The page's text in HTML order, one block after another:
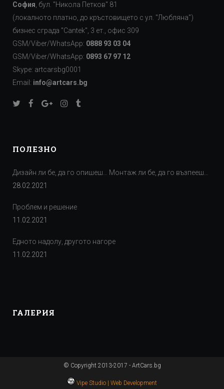
София , бул. "Никола Петков" 81
(локалното платно, до кръстовището с ул. "Любляна")
бизнес сграда "Cаntek", 3 ет., офис 309
GSM/Viber/WhatsApp: 0888 93 03 04
GSM/Viber/WhatsApp: 0893 67 97 12
Skype: artcarsbg0001
Email: info@artcars.bg
ПОЛЕЗНО
Дизайн ли бе, да го опишеш… Монтаж ли бе, да го възпееш…
28.02.2021
Проблем и решение
11.02.2021
Едното надолу, другото нагоре
11.02.2021
ГАЛЕРИЯ
© Copyright 2013-2017 - ArtCars.bg
Vipe Studio | Web Development